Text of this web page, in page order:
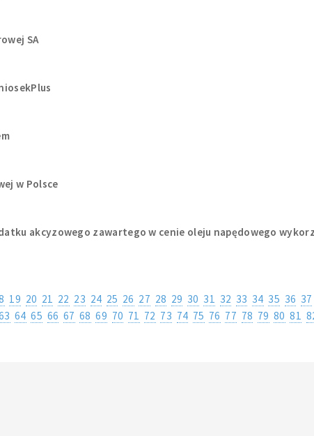
SA
w Polsce
akcyzowego zawartego w cenie oleju napędowego
19 20 21 22 23 24 25 26 27 28 29 30 31 32 33 34 35 36 37
64 65 66 67 68 69 70 71 72 73 74 75 76 77 78 79 80 81